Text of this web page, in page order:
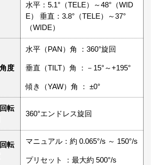
水平：5.1°（TELE）～48°（WID
E） 垂直：3.8°（TELE）～37°
（WIDE）
度
水平（PAN）角 ：360°旋回
垂直（TILT）角 ：－15°～+195°
傾き（YAW）角 ： ±0°
転
360°エンドレス旋回
転
マニュアル：約 0.065°/s ～ 150°/s
プリセット ：最大約 500°/s